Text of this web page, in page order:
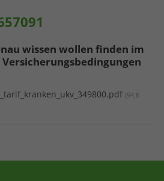
wissen wollen finden im
(94,6